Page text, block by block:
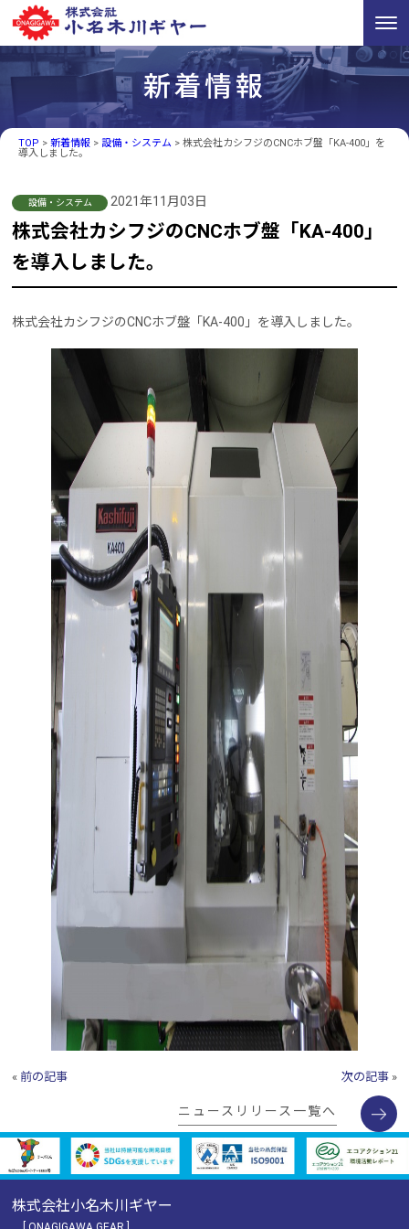
新着情報
TOP >新着情報 > 設備・システム >株式会社カシフジのCNCホブ盤「KA-400」を
導入しました。
設備・システム 2021年11月03日
株式会社カシフジのCNCホブ盤「KA-400」
を導入しました。
株式会社カシフジのCNCホブ盤「KA-400」を導入しました。
« 前の記事 次の記事»
ニュースリリース一覧へ
株式会社小名木川ギヤー